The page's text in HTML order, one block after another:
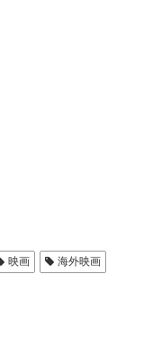
映画 海外映画